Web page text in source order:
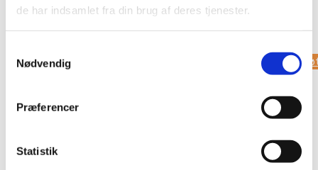
de har indsamlet fra din brug af deres tjenester.
Nødvendig
Præferencer
Statistik
os